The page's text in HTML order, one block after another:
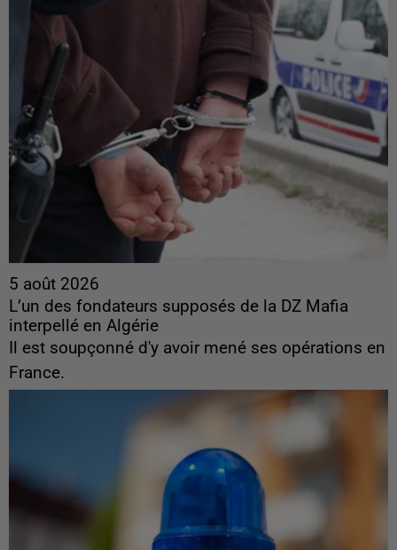
5 août 2026
L’un des fondateurs supposés de la DZ Mafia
interpellé en Algérie
Il est soupçonné d'y avoir mené ses opérations en
France.